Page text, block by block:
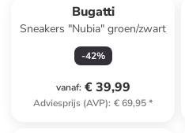
Bugatti
Sneakers "Nubia" groen/zwart
-42%
vanaf: € 39,99
Adviesprijs (AVP): € 69,95*